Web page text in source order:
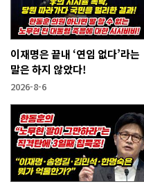
이재명은 끝내 ‘연임 없다’라는
말은 하지 않았다!
2026-8-6